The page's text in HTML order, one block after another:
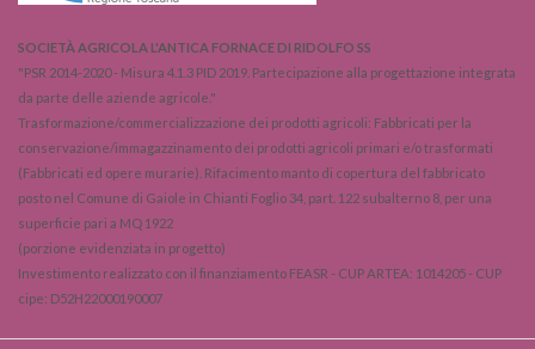
SOCIETÀ AGRICOLA L'ANTICA FORNACE DI RIDOLFO SS
"PSR 2014-2020 - Misura 4.1.3 PID 2019. Partecipazione alla progettazione integrata
da parte delle aziende agricole."
Trasformazione/commercializzazione dei prodotti agricoli: Fabbricati per la
conservazione/immagazzinamento dei prodotti agricoli primari e/o trasformati
(Fabbricati ed opere murarie). Rifacimento manto di copertura del fabbricato
posto nel Comune di Gaiole in Chianti Foglio 34, part. 122 subalterno 8, per una
superficie pari a MQ 1922
(porzione evidenziata in progetto)
Investimento realizzato con il finanziamento FEASR - CUP ARTEA: 1014205 - CUP
cipe: D52H22000190007